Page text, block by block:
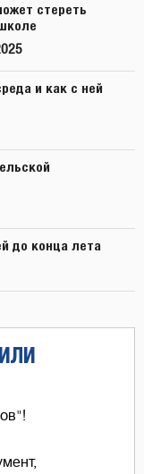
стереть
и как с ней
до конца лета